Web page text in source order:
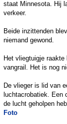
staat Minnesota. Hij
verkeer.
Beide inzittenden
niemand gewond.
Het vliegtuigje
vangrail. Het is nog
De vlieger is lid van
luchtacrobatiek. Een
de lucht geholpen
Foto